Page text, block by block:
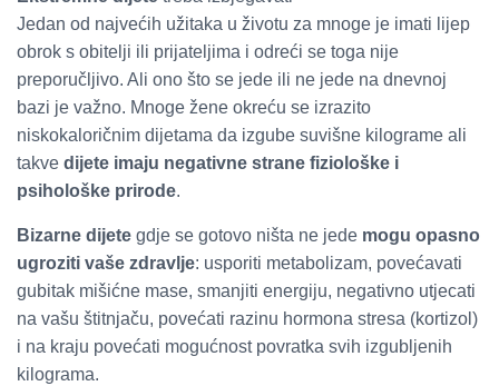
Jedan od najvećih užitaka u životu za mnoge je imati lijep
obrok s obitelji ili prijateljima i odreći se toga nije
preporučljivo. Ali ono što se jede ili ne jede na dnevnoj
bazi je važno. Mnoge žene okreću se izrazito
niskokaloričnim dijetama da izgube suvišne kilograme ali
takve dijete imaju negativne strane fiziološke i
psihološke prirode.
Bizarne dijete gdje se gotovo ništa ne jede mogu opasno
ugroziti vaše zdravlje: usporiti metabolizam, povećavati
gubitak mišićne mase, smanjiti energiju, negativno utjecati
na vašu štitnjaču, povećati razinu hormona stresa (kortizol)
i na kraju povećati mogućnost povratka svih izgubljenih
kilograma.